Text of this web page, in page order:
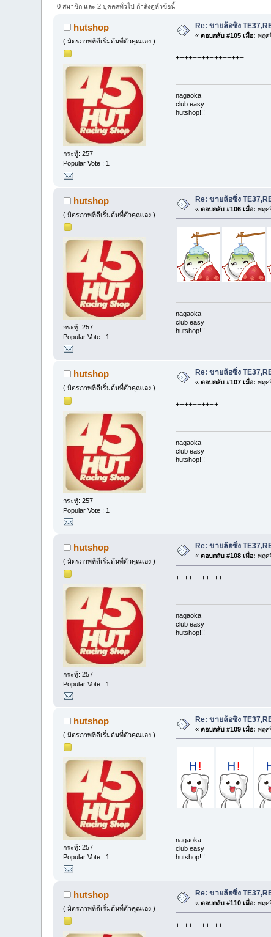
0 สมาชิก และ 2 บุคคลทั่วไป กำลังดูหัวข้อนี้
hutshop
( มิตรภาพที่ดีเริ่มต้นที่ตัวคุณเอง )
กระทู้: 257
Popular Vote : 1
Re: ขายล้อซิ่ง
«ตอบกลับ #105 เมื่อ: พฤศ
++++++++++++++++
nagaoka
club easy
hutshop!!!
hutshop
( มิตรภาพที่ดีเริ่มต้นที่ตัวคุณเอง )
กระทู้: 257
Popular Vote : 1
Re: ขายล้อซิ่ง
«ตอบกลับ #106 เมื่อ: พฤศ
nagaoka
club easy
hutshop!!!
hutshop
( มิตรภาพที่ดีเริ่มต้นที่ตัวคุณเอง )
กระทู้: 257
Popular Vote : 1
Re: ขายล้อซิ่ง
«ตอบกลับ #107 เมื่อ: พฤศ
++++++++++
nagaoka
club easy
hutshop!!!
hutshop
( มิตรภาพที่ดีเริ่มต้นที่ตัวคุณเอง )
กระทู้: 257
Popular Vote : 1
Re: ขายล้อซิ่ง
«ตอบกลับ #108 เมื่อ: พฤศ
+++++++++++++
nagaoka
club easy
hutshop!!!
hutshop
( มิตรภาพที่ดีเริ่มต้นที่ตัวคุณเอง )
กระทู้: 257
Popular Vote : 1
Re: ขายล้อซิ่ง
«ตอบกลับ #109 เมื่อ: พฤศ
nagaoka
club easy
hutshop!!!
hutshop
( มิตรภาพที่ดีเริ่มต้นที่ตัวคุณเอง )
Re: ขายล้อซิ่ง
«ตอบกลับ #110 เมื่อ: พฤศ
++++++++++++